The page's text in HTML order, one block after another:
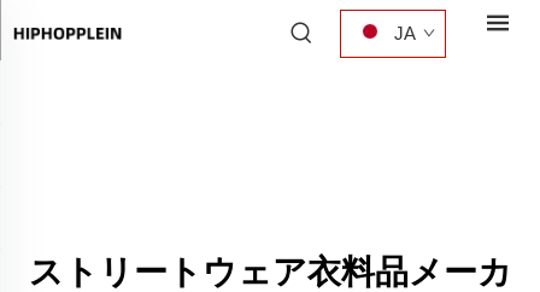
JA
ストリートウェア衣料品メーカ